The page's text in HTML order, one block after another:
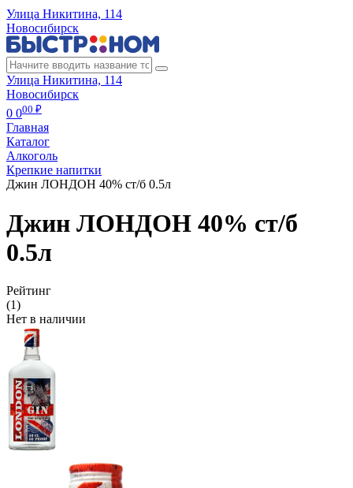
Улица Никитина, 114
Новосибирск
Улица Никитина, 114
Новосибирск
0 000 ₽
Главная
Каталог
Алкоголь
Крепкие напитки
Джин ЛОНДОН 40% ст/б 0.5л
Джин ЛОНДОН 40% ст/б
0.5л
Рейтинг
(1)
Нет в наличии